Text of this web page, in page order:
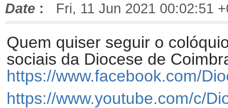
Date : Fri, 11 Jun 2021 00:02:51
Quem quiser seguir o
sociais da Diocese de
https://www.facebook.com/
https://www.youtube.com/c/